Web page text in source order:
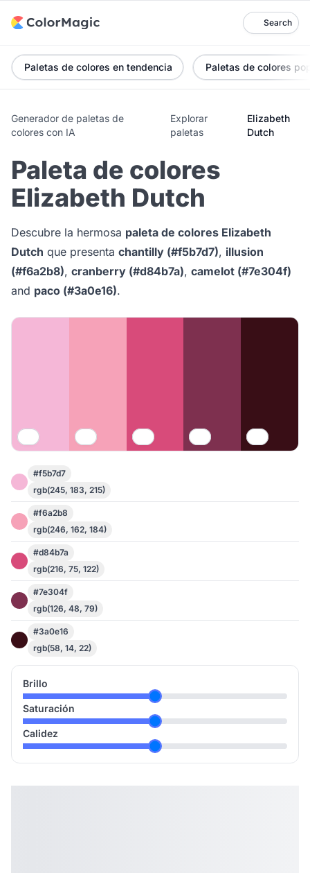
Search
Paletas de colores en tendencia Paletas de colores
Generador de paletas de
colores con IA
Explorar
paletas
Elizabeth
Dutch
Paleta de colores
Elizabeth Dutch
Descubre la hermosa paleta de colores Elizabeth
Dutch que presenta chantilly (#f5b7d7), illusion
(#f6a2b8), cranberry (#d84b7a), camelot (#7e304f)
and paco (#3a0e16).
#f5b7d7
rgb(245, 183, 215)
#f6a2b8
rgb(246, 162, 184)
#d84b7a
rgb(216, 75, 122)
#7e304f
rgb(126, 48, 79)
#3a0e16
rgb(58, 14, 22)
Brillo
Saturación
Calidez